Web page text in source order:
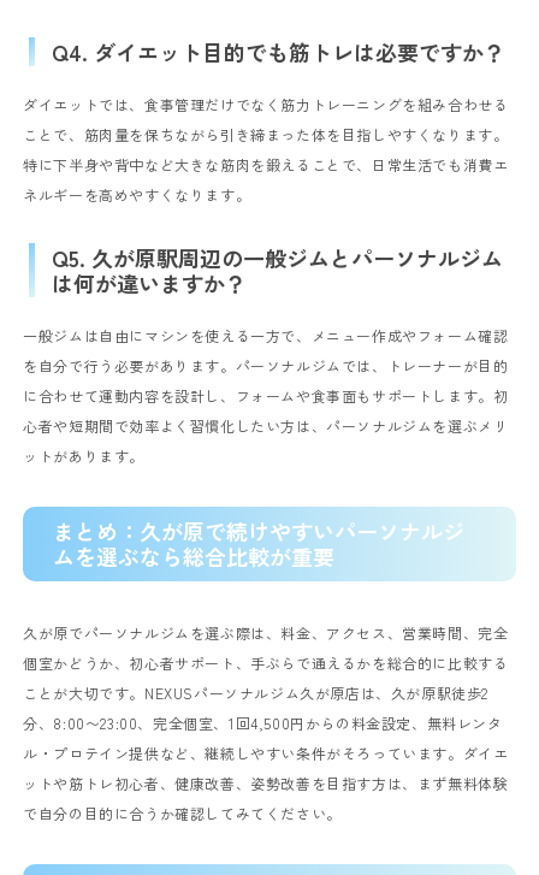
Q4. ダイエット目的でも筋トレは必要ですか？
ダイエットでは、食事管理だけでなく筋力トレーニングを組み合わせる
ことで、筋肉量を保ちながら引き締まった体を目指しやすくなります。
特に下半身や背中など大きな筋肉を鍛えることで、日常生活でも消費エ
ネルギーを高めやすくなります。
Q5. 久が原駅周辺の一般ジムとパーソナルジム
は何が違いますか？
一般ジムは自由にマシンを使える一方で、メニュー作成やフォーム確認
を自分で行う必要があります。パーソナルジムでは、トレーナーが目的
に合わせて運動内容を設計し、フォームや食事面もサポートします。初
心者や短期間で効率よく習慣化したい方は、パーソナルジムを選ぶメリ
ットがあります。
まとめ：久が原で続けやすいパーソナルジ
ムを選ぶなら総合比較が重要
久が原でパーソナルジムを選ぶ際は、料金、アクセス、営業時間、完全
個室かどうか、初心者サポート、手ぶらで通えるかを総合的に比較する
ことが大切です。NEXUSパーソナルジム久が原店は、久が原駅徒歩2
分、8:00〜23:00、完全個室、1回4,500円からの料金設定、無料レンタ
ル・プロテイン提供など、継続しやすい条件がそろっています。ダイエ
ットや筋トレ初心者、健康改善、姿勢改善を目指す方は、まず無料体験
で自分の目的に合うか確認してみてください。